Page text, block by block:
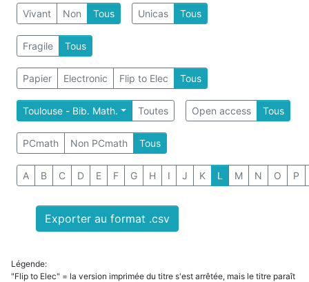
Vivant Non Tous Unicas Tous
Fragile Tous
Papier Electronic Flip to Elec Tous
Toulouse - Bib. Math. Toutes Open access Tous
PCmath Non PCmath Tous
A B C D E F G H I J K L M N O P
Exporter au format .csv
Légende:
"Flip to Elec" = la version imprimée du titre s'est arrêtée, mais le titre paraît